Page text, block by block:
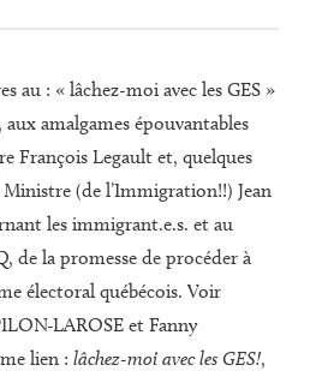
au : « lâchez-moi avec les GES »
amalgames épouvantables
François Legault et, quelques
(de l’Immigration!!) Jean
les immigrant.e.s. et au
de la promesse de procéder à
électoral québécois. Voir
LAROSE et Fanny
lien : lâchez-moi avec les GES!,